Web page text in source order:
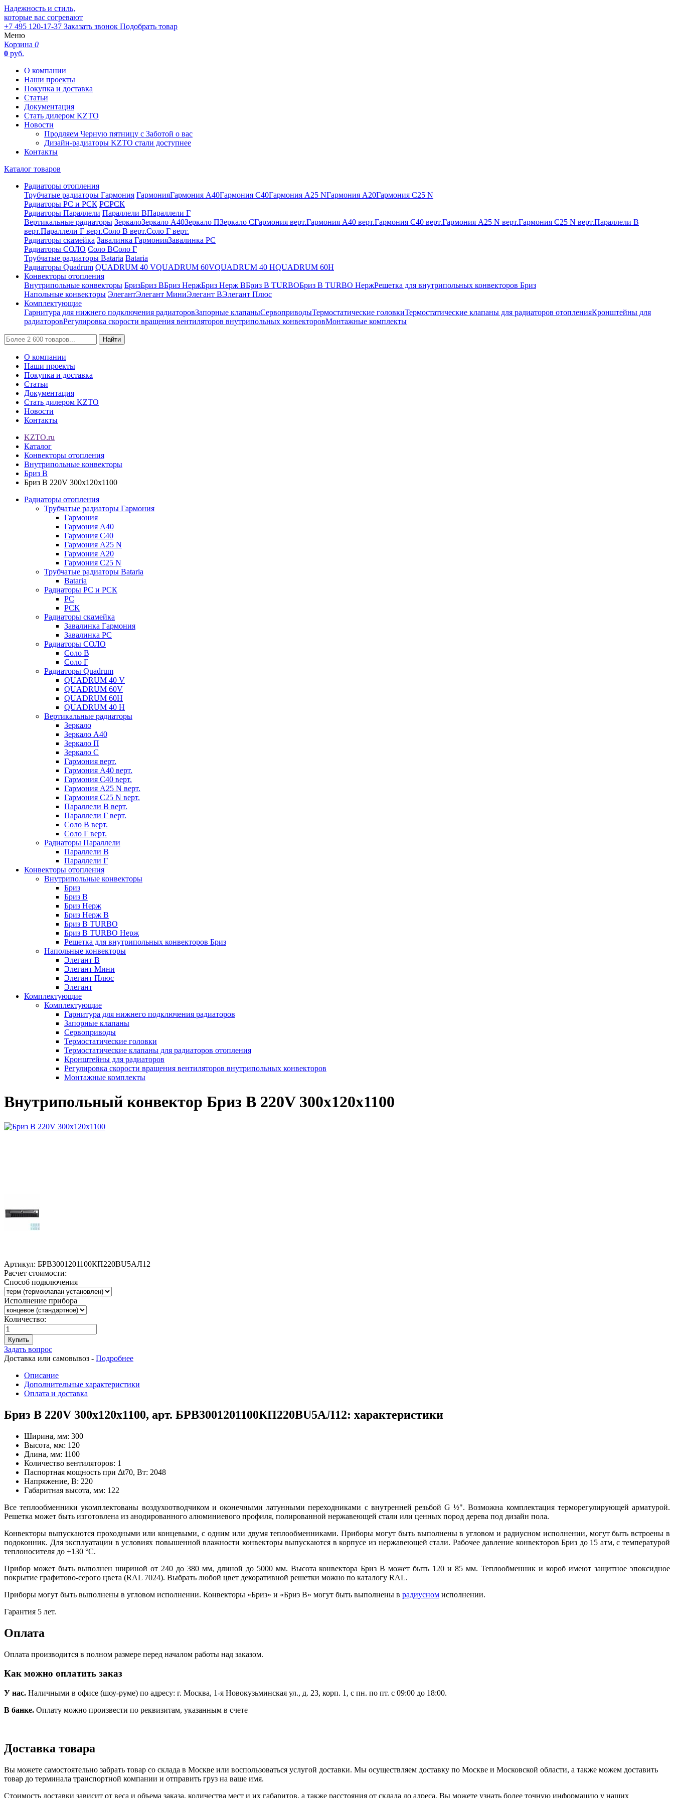
Надежность и стиль,
которые вас согревают
+7 495 120-17-37 Заказать звонок Подобрать товар
Меню
Корзина 0
0 руб.
О компании
Наши проекты
Покупка и доставка
Статьи
Документация
Стать дилером KZTO
Новости
Продляем Черную пятницу с Заботой о вас
Дизайн-радиаторы KZTO стали доступнее
Контакты
Каталог товаров
Радиаторы отопления
Трубчатые радиаторы Гармония ГармонияГармония А40Гармония С40Гармония А25 NГармония А20Гармония С25 N
Радиаторы РС и РСК РСРСК
Радиаторы Параллели Параллели ВПараллели Г
Вертикальные радиаторы ЗеркалоЗеркало А40Зеркало ПЗеркало СГармония верт.Гармония А40 верт.Гармония С40 верт.Гармония А25 N верт.Гармония С25 N верт.Параллели В
верт.Параллели Г верт.Соло В верт.Соло Г верт.
Радиаторы скамейка Завалинка ГармонияЗавалинка РС
Радиаторы СОЛО Соло ВСоло Г
Трубчатые радиаторы Bataria Bataria
Радиаторы Quadrum QUADRUM 40 VQUADRUM 60VQUADRUM 40 HQUADRUM 60H
Конвекторы отопления
Внутрипольные конвекторы БризБриз ВБриз НержБриз Нерж ВБриз В TURBOБриз В TURBO НержРешетка для внутрипольных конвекторов Бриз
Напольные конвекторы ЭлегантЭлегант МиниЭлегант ВЭлегант Плюс
Комплектующие
Гарнитура для нижнего подключения радиаторовЗапорные клапаныСервоприводыТермостатические головкиТермостатические клапаны для радиаторов отопленияКронштейны для
радиаторовРегулировка скорости вращения вентиляторов внутрипольных конвекторовМонтажные комплекты
Найти
О компании
Наши проекты
Покупка и доставка
Статьи
Документация
Стать дилером KZTO
Новости
Контакты
KZTO.ru
Каталог
Конвекторы отопления
Внутрипольные конвекторы
Бриз В
Бриз В 220V 300x120x1100
Радиаторы отопления
Трубчатые радиаторы Гармония
Гармония
Гармония А40
Гармония С40
Гармония А25 N
Гармония А20
Гармония С25 N
Трубчатые радиаторы Bataria
Bataria
Радиаторы РС и РСК
РС
РСК
Радиаторы скамейка
Завалинка Гармония
Завалинка РС
Радиаторы СОЛО
Соло В
Соло Г
Радиаторы Quadrum
QUADRUM 40 V
QUADRUM 60V
QUADRUM 60H
QUADRUM 40 H
Вертикальные радиаторы
Зеркало
Зеркало А40
Зеркало П
Зеркало С
Гармония верт.
Гармония А40 верт.
Гармония С40 верт.
Гармония А25 N верт.
Гармония С25 N верт.
Параллели В верт.
Параллели Г верт.
Соло В верт.
Соло Г верт.
Радиаторы Параллели
Параллели В
Параллели Г
Конвекторы отопления
Внутрипольные конвекторы
Бриз
Бриз В
Бриз Нерж
Бриз Нерж В
Бриз В TURBO
Бриз В TURBO Нерж
Решетка для внутрипольных конвекторов Бриз
Напольные конвекторы
Элегант В
Элегант Мини
Элегант Плюс
Элегант
Комплектующие
Комплектующие
Гарнитура для нижнего подключения радиаторов
Запорные клапаны
Сервоприводы
Термостатические головки
Термостатические клапаны для радиаторов отопления
Кронштейны для радиаторов
Регулировка скорости вращения вентиляторов внутрипольных конвекторов
Монтажные комплекты
Внутрипольный конвектор Бриз В 220V 300x120x1100
Артикул: БРВ3001201100КП220ВU5АЛ12
Расчет стоимости:
Способ подключения
Исполнение прибора
Количество:
Купить
Задать вопрос
Доставка или самовывоз - Подробнее
Описание
Дополнительные характеристики
Оплата и доставка
Бриз В 220V 300x120x1100, арт. БРВ3001201100КП220ВU5АЛ12: характеристики
Ширина, мм: 300
Высота, мм: 120
Длина, мм: 1100
Количество вентиляторов: 1
Паспортная мощность при Δt70, Вт: 2048
Напряжение, В: 220
Габаритная высота, мм: 122
Все теплообменники укомплектованы воздухоотводчиком и оконечными латунными переходниками с внутренней резьбой G ½". Возможна комплектация терморегулирующей арматурой.
Решетка может быть изготовлена из анодированного алюминиевого профиля, полированной нержавеющей стали или ценных пород дерева под дизайн пола.
Конвекторы выпускаются проходными или концевыми, с одним или двумя теплообменниками. Приборы могут быть выполнены в угловом и радиусном исполнении, могут быть встроены в
подоконник. Для эксплуатации в условиях повышенной влажности конвекторы выпускаются в корпусе из нержавеющей стали. Рабочее давление конвекторов Бриз до 15 атм, с температурой
теплоносителя до +130 °С.
Прибор может быть выполнен шириной от 240 до 380 мм, длиной до 5000 мм. Высота конвектора Бриз В может быть 120 и 85 мм. Теплообменник и короб имеют защитное эпоксидное
покрытие графитово-серого цвета (RAL 7024). Выбрать любой цвет декоративной решетки можно по каталогу RAL.
Приборы могут быть выполнены в угловом исполнении. Конвекторы «Бриз» и «Бриз В» могут быть выполнены в радиусном исполнении.
Гарантия 5 лет.
Оплата
Оплата производится в полном размере перед началом работы над заказом.
Как можно оплатить заказ
У нас. Наличными в офисе (шоу-руме) по адресу: г. Москва, 1-я Новокузьминская ул., д. 23, корп. 1, с пн. по пт. с 09:00 до 18:00.
В банке. Оплату можно произвести по реквизитам, указанным в счете
Доставка товара
Вы можете самостоятельно забрать товар со склада в Москве или воспользоваться услугой доставки. Мы осуществляем доставку по Москве и Московской области, а также можем доставить
товар до терминала транспортной компании и отправить груз на ваше имя.
Стоимость доставки зависит от веса и объема заказа, количества мест и их габаритов, а также расстояния от склада до адреса. Вы можете узнать более точную информацию у наших